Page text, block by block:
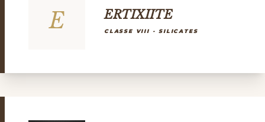
E ERTIXIITE
CLASSE VIII - SILICATES